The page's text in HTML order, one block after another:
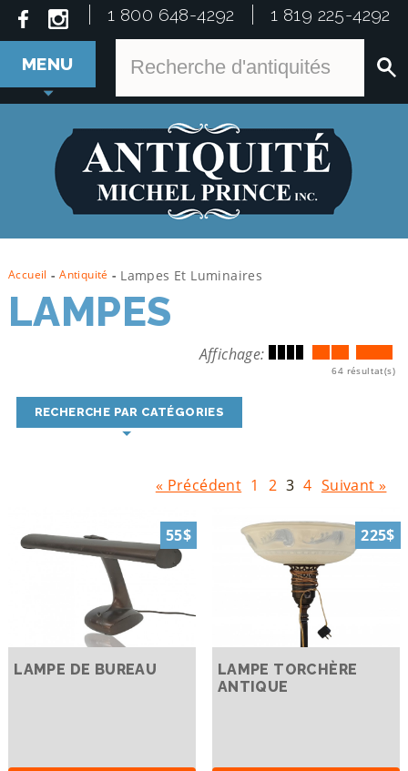
1 800 648-4292 1 819 225-4292
MENU
Accueil - Antiquité - Lampes Et Luminaires
LAMPES
Affichage:
64 résultat(s)
RECHERCHE PAR CATÉGORIES
« Précédent 1 2 3 4 Suivant »
55$
LAMPE DE BUREAU
225$
LAMPE TORCHÈRE
ANTIQUE